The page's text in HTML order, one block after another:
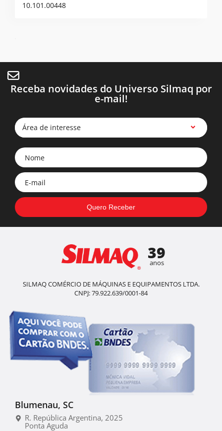
10.101.00448
Receba novidades do Universo Silmaq por
e-mail!
Área de interesse
39
anos
SILMAQ COMÉRCIO DE MÁQUINAS E EQUIPAMENTOS LTDA.
CNPJ: 79.922.639/0001-84
Blumenau, SC
R. República Argentina, 2025
Ponta Aguda